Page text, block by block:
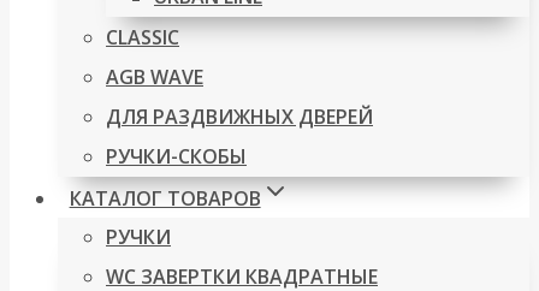
CLASSIC
AGB WAVE
ДЛЯ РАЗДВИЖНЫХ ДВЕРЕЙ
РУЧКИ-СКОБЫ
КАТАЛОГ ТОВАРОВ
РУЧКИ
WC ЗАВЕРТКИ КВАДРАТНЫЕ